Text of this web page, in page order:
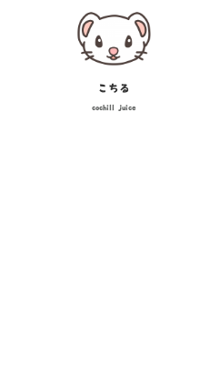
こちる
cochill juice